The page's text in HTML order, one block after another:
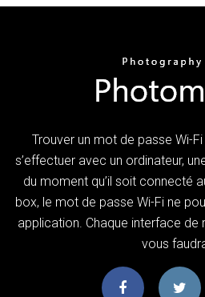
Trouver un mot de passe Wi-
s’effectuer avec un ordinateur,
du moment qu’il soit connecté
box, le mot de passe Wi-Fi ne
application. Chaque interface de
vous